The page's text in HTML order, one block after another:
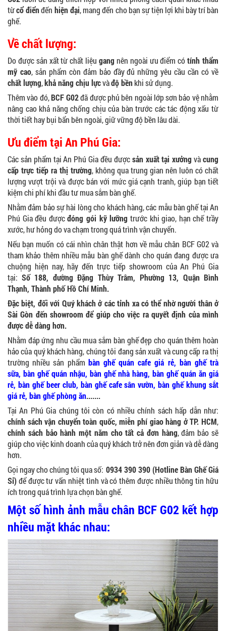
từcổ điểnđến hiện đại, mang đến cho bạn sự tiện lợi khi bày trí bàn
ghế.
Về chất lượng:
Do được sản xất từ chất liệu gang nên ngoài ưu điểm cótính thẩm
mỹ cao, sản phẩm còn đảm bảo đầy đủ những yêu cầu cần có về
chất lượng,khả năng chịu lựcvàđộ bền khi sử dụng.
Thêm vào đó,BCF G02đã được phủ bên ngoài lớp sơn bảo vệ nhằm
nâng cao khả năng chống chịu của bàn trước các tác động xấu từ
thời tiết hay bụi bẩn bên ngoài, giữ vững độ bền lâu dài.
Ưu điểm tại An Phú Gia:
Các sản phẩm tại An Phú Gia đều đượcsản xuất tại xưởng vàcung
cấp trực tiếp ra thị trường, không qua trung gian nên luôn có chất
lượng vượt trội và được bán với mức giá cạnh tranh, giúp bạn tiết
kiệm chi phí khi đầu tư mua sắm bàn ghế.
Nhằm đảm bảo sự hài lòng cho khách hàng, các mẫu bàn ghế tại An
Phú Gia đều đượcđóng gói kỹ lưỡng trước khi giao, hạn chế trầy
xước, hư hỏng do va chạm trong quá trình vận chuyển.
Nếu bạn muốn có cái nhìn chân thật hơn về mẫu chân BCF G02 và
tham khảo thêm nhiều mẫu bàn ghế dành cho quán đang được ưa
chuộng hiện nay, hãy đến trực tiếp showroom của An Phú Gia
tại: Số 188, đường Đặng Thùy Trâm, Phường 13, Quận Bình
Thạnh, Thành phố Hồ Chí Minh.
Đặc biệt, đối với Quý khách ở các tỉnh xa có thể nhờ người thân ở
Sài Gòn đến showroom để giúp cho việc ra quyết định của mình
được dễ dàng hơn.
Nhằm đáp ứng nhu cầu mua sắm bàn ghế đẹp cho quán thêm hoàn
hảo của quý khách hàng, chúng tôi đang sản xuất và cung cấp ra thị
trường nhiều sản phẩm bàn ghế quán cafe giá rẻ, bàn ghế trà
sữa, bàn ghế quán nhậu, bàn ghế nhà hàng, bàn ghế quán ăn giá
rẻ, bàn ghế beer club, bàn ghế cafe sân vườn,bàn ghế khung sắt
giá rẻ, bàn ghế phòng ăn.......
Tại An Phú Gia chúng tôi còn có nhiều chính sách hấp dẫn như:
chính sách vận chuyển toàn quốc, miễn phí giao hàng ở TP. HCM,
chính sách bảo hành một năm cho tất cả đơn hàng, đảm bảo sẽ
giúp cho việc kinh doanh của quý khách trở nên đơn giản và dễ dàng
hơn.
Gọi ngay cho chúng tôi qua số: 0934 390 390 (Hotline Bàn Ghế Giá
Sỉ)để được tư vấn nhiệt tình và có thêm được nhiều thông tin hữu
ích trong quá trình lựa chọn bàn ghế.
Một số hình ảnh mẫu chân BCF G02 kết hợp
nhiều mặt khác nhau:
Ghế Ăn nhập khẩu ELLA - Mã SP: GNK05
Liên hệ
BÀN BAR BEER CLUB BCF SX GIÁ RẺ - MÃ SỐ:
BCF SX
750.000 VNĐ
- MÃ SỐ: M002
550.000 VNĐ
GHẾ XẾP GẤP GIÁ RẺ - MÃ SỐ: X001
380.000 VNĐ